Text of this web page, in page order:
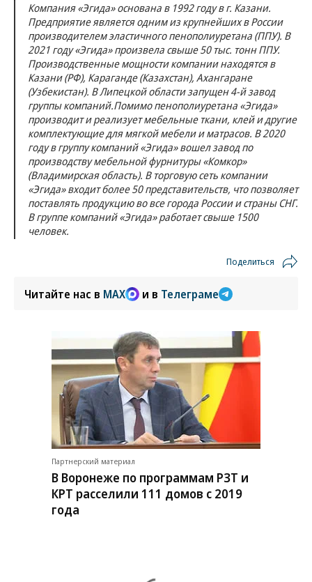
Компания «Эгида» основана в 1992 году в г. Казани.
Предприятие является одним из крупнейших в России
производителем эластичного пенополиуретана (ППУ). В
2021 году «Эгида» произвела свыше 50 тыс. тонн ППУ.
Производственные мощности компании находятся в
Казани (РФ), Караганде (Казахстан), Ахангаране
(Узбекистан). В Липецкой области запущен 4-й завод
группы компаний.Помимо пенополиуретана «Эгида»
производит и реализует мебельные ткани, клей и другие
комплектующие для мягкой мебели и матрасов. В 2020
году в группу компаний «Эгида» вошел завод по
производству мебельной фурнитуры «Комкор»
(Владимирская область). В торговую сеть компании
«Эгида» входит более 50 представительств, что позволяет
поставлять продукцию во все города России и страны СНГ.
В группе компаний «Эгида» работает свыше 1500
человек.
Поделиться
Читайте нас в MAX и в Телеграме
Партнерский материал
В Воронеже по программам РЗТ и
КРТ расселили 111 домов с 2019
года